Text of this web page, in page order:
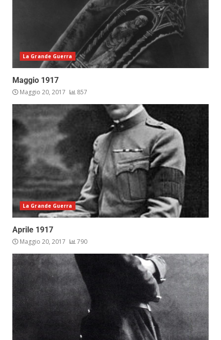
La Grande Guerra
Maggio 1917
Maggio 20, 2017 857
La Grande Guerra
Aprile 1917
Maggio 20, 2017 790